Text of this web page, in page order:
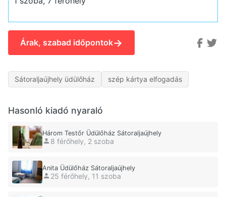
Árak, szabad időpontok→
Sátoraljaújhely üdülőház szép kártya elfogadás
Hasonló kiadó nyaraló
Három Testőr Üdülőház Sátoraljaújhely
8 férőhely, 2 szoba
Anita Üdülőház Sátoraljaújhely
25 férőhely, 11 szoba